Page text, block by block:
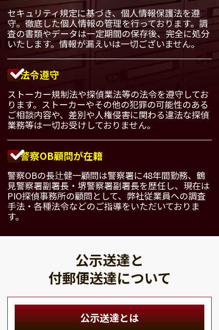
セキュリティ規定に基づき、個人情報保護法を遵
守。徹底した個人情報の管理を行っております。調
査の書類やデータは一定期間の保存後、完全に処分
いたします。情報が漏えいは一切ございません。
法令遵守
ストーカー規制法や探偵業法等の法令を遵守してお
ります。ストーカーやその他の犯罪の可能性のある
ご相談内容や、差別や人権侵害に関わる違法な探偵
業務等は一切お受けしておりません。
警察OB顧問が在籍
警察OBの長辻健一顧問は警察署に48年間勤務、鶴
見警察署副署長・堺警察署副署長を歴任し、現在は
PIO探偵事務所の顧問として、弊社従業員への調査
手法・各種法令などのご指導をいただいておりま
す。
公示送達と
付郵便送達について
公示送達とは